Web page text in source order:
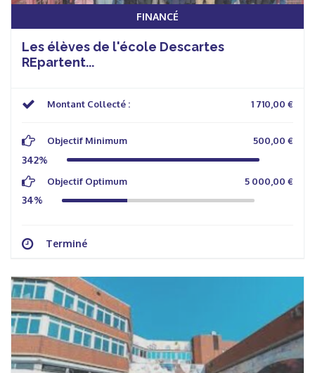
FINANCÉ
Les élèves de l'école Descartes
REpartent...
Montant Collecté : 1 710,00 €
Objectif Minimum 500,00 €
342%
Objectif Optimum 5 000,00 €
34%
Terminé